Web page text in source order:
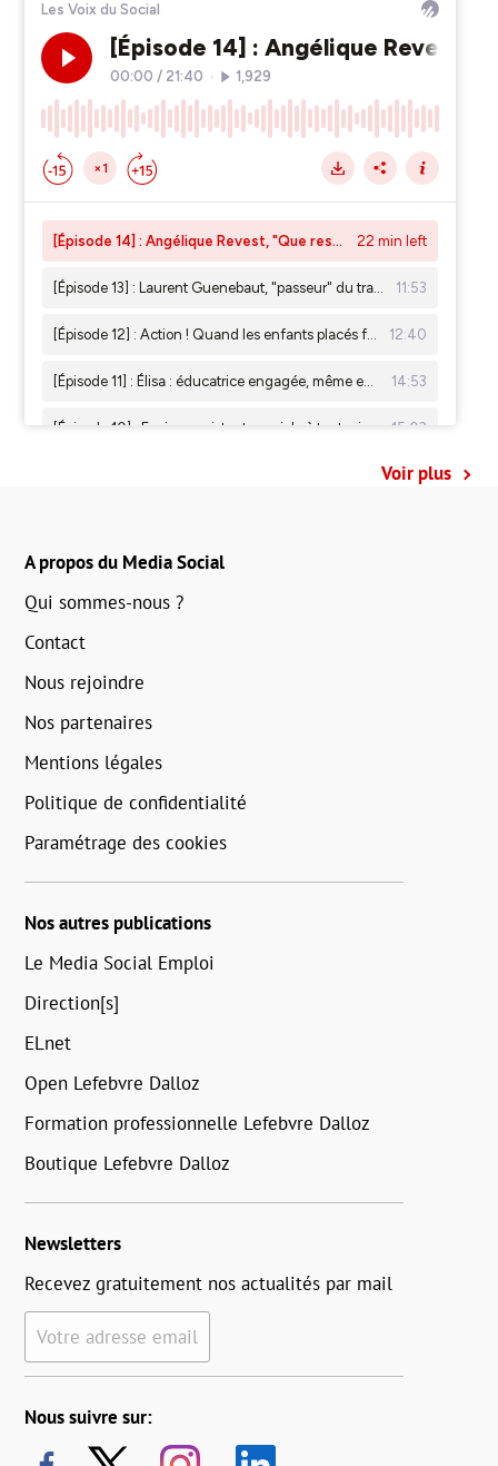
Voir plus
A propos du Media Social
Qui sommes-nous ?
Contact
Nous rejoindre
Nos partenaires
Mentions légales
Politique de confidentialité
Paramétrage des cookies
Nos autres publications
Le Media Social Emploi
Direction[s]
ELnet
Open Lefebvre Dalloz
Formation professionnelle Lefebvre Dalloz
Boutique Lefebvre Dalloz
Newsletters
Recevez gratuitement nos actualités par mail
Votre adresse email
Nous suivre sur: